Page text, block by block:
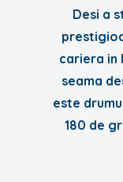
Desi a
cariera in
seama
este
180 de